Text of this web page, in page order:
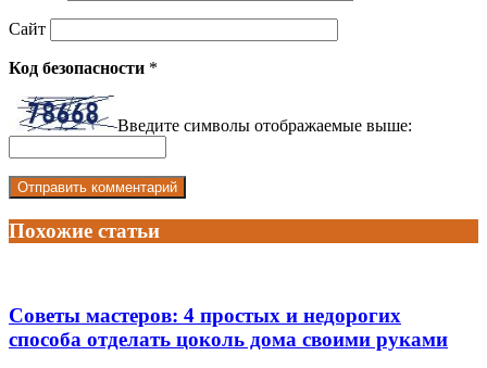
Сайт
Код безопасности *
Введите символы отображаемые выше:
Похожие статьи
Советы мастеров: 4 простых и недорогих
способа отделать цоколь дома своими руками